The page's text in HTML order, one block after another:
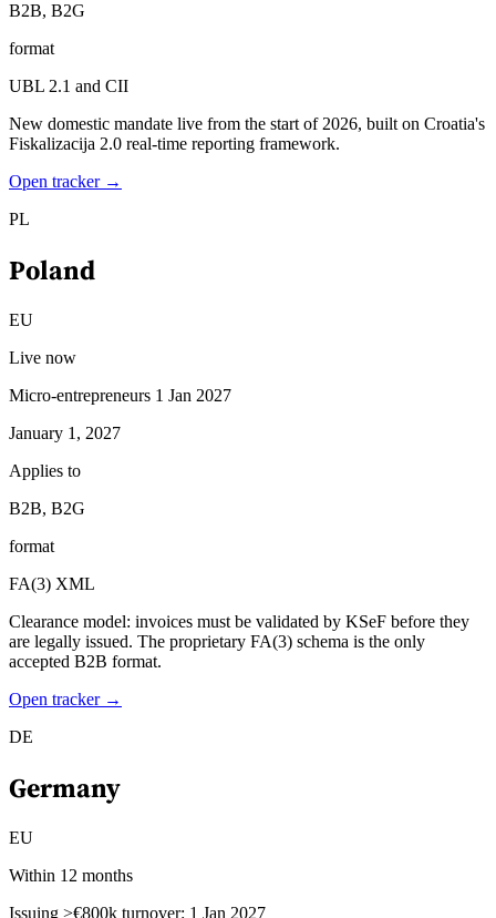
B2B, B2G
format
UBL 2.1 and CII
New domestic mandate live from the start of 2026, built on Croatia's
Fiskalizacija 2.0 real-time reporting framework.
Open tracker →
PL
Poland
EU
Live now
Micro-entrepreneurs 1 Jan 2027
January 1, 2027
Applies to
B2B, B2G
format
FA(3) XML
Clearance model: invoices must be validated by KSeF before they
are legally issued. The proprietary FA(3) schema is the only
accepted B2B format.
Open tracker →
DE
Germany
EU
Within 12 months
Issuing >€800k turnover: 1 Jan 2027